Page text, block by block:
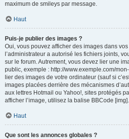
maximum de smileys par message.
Haut
Puis-je publier des images ?
Oui, vous pouvez afficher des images dans
l’administrateur a autorisé les fichiers joints,
sur le forum. Autrement, vous devez lier une
public, exemple : http://www.exemple.com/
lier des images de votre ordinateur (sauf si
images placées derrière des mécanismes
aux lettres Hotmail ou Yahoo!, sites protégés
afficher l’image, utilisez la balise BBCode [img].
Haut
Que sont les annonces globales ?